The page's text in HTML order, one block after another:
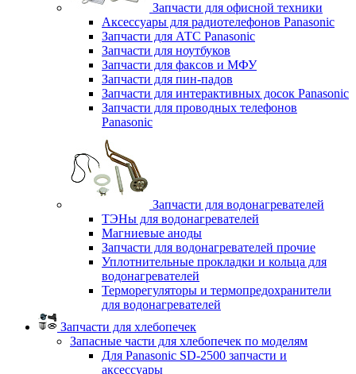
Запчасти для офисной техники
Аксессуары для радиотелефонов Panasonic
Запчасти для АТС Panasonic
Запчасти для ноутбуков
Запчасти для факсов и МФУ
Запчасти для пин-падов
Запчасти для интерактивных досок Panasonic
Запчасти для проводных телефонов
Panasonic
Запчасти для водонагревателей
ТЭНы для водонагревателей
Магниевые аноды
Запчасти для водонагревателей прочие
Уплотнительные прокладки и кольца для
водонагревателей
Терморегуляторы и термопредохранители
для водонагревателей
Запчасти для хлебопечек
Запасные части для хлебопечек по моделям
Для Panasonic SD-2500 запчасти и
аксессуары